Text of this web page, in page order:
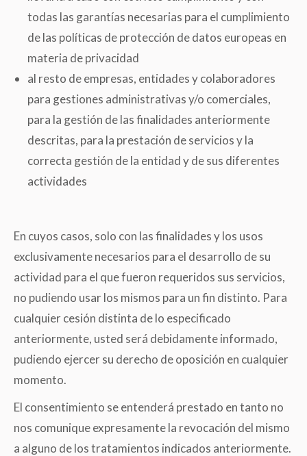
todas las garantías necesarias para el cumplimiento
de las políticas de protección de datos europeas en
materia de privacidad
al resto de empresas, entidades y colaboradores
para gestiones administrativas y/o comerciales,
para la gestión de las finalidades anteriormente
descritas, para la prestación de servicios y la
correcta gestión de la entidad y de sus diferentes
actividades
En cuyos casos, solo con las finalidades y los usos
exclusivamente necesarios para el desarrollo de su
actividad para el que fueron requeridos sus servicios,
no pudiendo usar los mismos para un fin distinto. Para
cualquier cesión distinta de lo especificado
anteriormente, usted será debidamente informado,
pudiendo ejercer su derecho de oposición en cualquier
momento.
El consentimiento se entenderá prestado en tanto no
nos comunique expresamente la revocación del mismo
a alguno de los tratamientos indicados anteriormente.